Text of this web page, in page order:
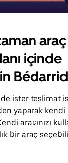
içinde
ister teslimat
yaparak kendi
aracınızı
bir araç